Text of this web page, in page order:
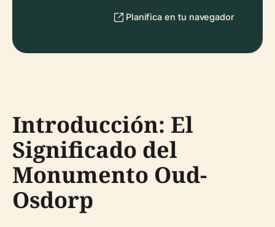
Planifica en tu navegador
Introducción: El
Significado del
Monumento Oud-
Osdorp